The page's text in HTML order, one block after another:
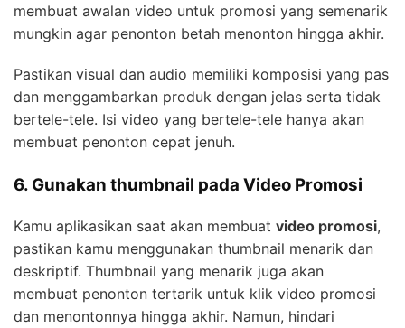
membuat awalan video untuk promosi yang semenarik
mungkin agar penonton betah menonton hingga akhir.
Pastikan visual dan audio memiliki komposisi yang pas
dan menggambarkan produk dengan jelas serta tidak
bertele-tele. Isi video yang bertele-tele hanya akan
membuat penonton cepat jenuh.
6. Gunakan thumbnail pada Video Promosi
Kamu aplikasikan saat akan membuat video promosi,
pastikan kamu menggunakan thumbnail menarik dan
deskriptif. Thumbnail yang menarik juga akan
membuat penonton tertarik untuk klik video promosi
dan menontonnya hingga akhir. Namun, hindari